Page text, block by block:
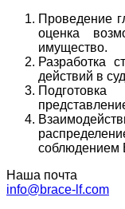
Проведение
оценка
имущество.
Разработка
действий в
соблюдением
Наша почта
info@brace-lf.com